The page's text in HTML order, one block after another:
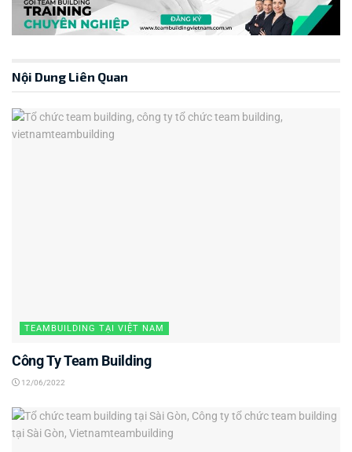
Nội Dung Liên Quan
TEAMBUILDING TẠI VIỆT NAM
Công Ty Team Building
12/06/2022